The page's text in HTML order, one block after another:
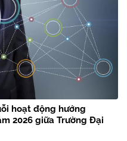
hoạt động hướng
2026 giữa Trường Đại